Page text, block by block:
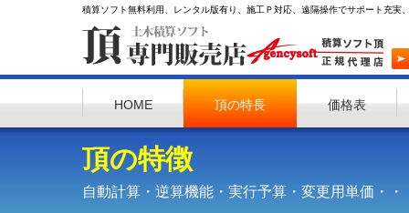
積算ソフト無料利用、レンタル版有り、施工Ｐ対応、遠隔操作でサポート充
HOME 頂の特長 価格表
頂の特徴
自動計算・逆算機能・実行予算・変更用単価・